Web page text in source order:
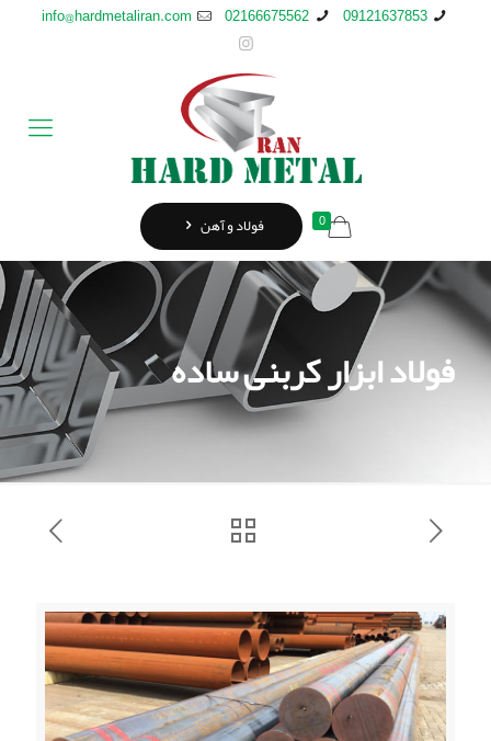
09121637853
02166675562
info@hardmetaliran.com
0 فولاد و آهن
فولاد ابزار کربنی ساده